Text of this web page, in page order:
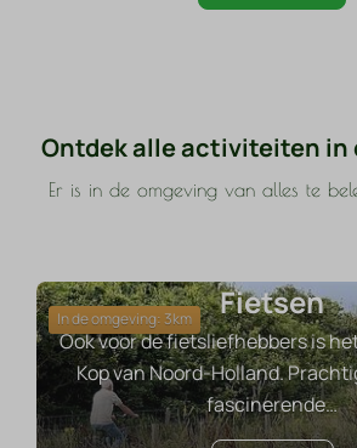
Ontdek alle activiteiten in
Er is in de omgeving van alles te
In de omgeving: 3km Fietsen
Ook voor de fietsliefhebbers is
Kop van Noord-Holland.
fascinerende…